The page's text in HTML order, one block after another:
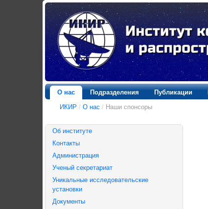
О нас Подразделения Публикации
ИКИР / О нас / Наши спонсоры
Об институте
Контакты
Администрация
Ученый секретариат
Уникальные исследовательские
установки
Документы